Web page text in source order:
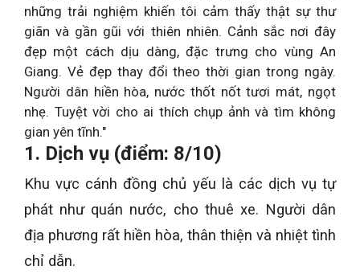
những trải nghiệm khiến tôi cảm thấy thật sự thư
giãn và gần gũi với thiên nhiên. Cảnh sắc nơi đây
đẹp một cách dịu dàng, đặc trưng cho vùng An
Giang. Vẻ đẹp thay đổi theo thời gian trong ngày.
Người dân hiền hòa, nước thốt nốt tươi mát, ngọt
nhẹ. Tuyệt vời cho ai thích chụp ảnh và tìm không
gian yên tĩnh."
1. Dịch vụ (điểm: 8/10)
Khu vực cánh đồng chủ yếu là các dịch vụ tự
phát như quán nước, cho thuê xe. Người dân
địa phương rất hiền hòa, thân thiện và nhiệt tình
chỉ dẫn.